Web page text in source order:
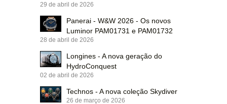
29 de abril de 2026
Panerai - W&W 2026 - Os novos
Luminor PAM01731 e PAM01732
28 de abril de 2026
Longines - A nova geração do
HydroConquest
02 de abril de 2026
Technos - A nova coleção Skydiver
26 de março de 2026